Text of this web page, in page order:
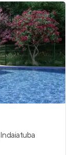
Indaiatuba